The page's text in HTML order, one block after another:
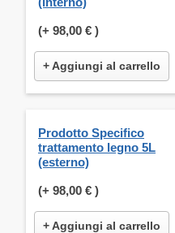
(+ 98,00 € )
+ Aggiungi al carrello
Prodotto Specifico
trattamento legno 5L
(esterno)
(+ 98,00 € )
+ Aggiungi al carrello